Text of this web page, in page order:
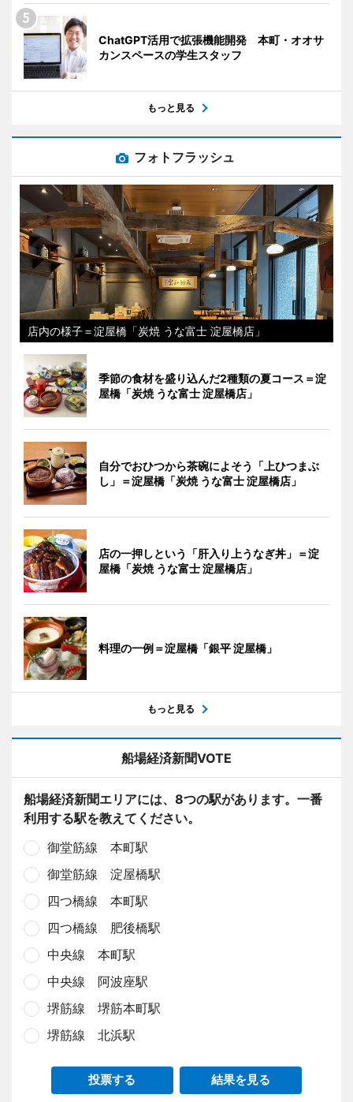
ChatGPT活用で拡張機能開発 本町・オオサ
カンスペースの学生スタッフ
もっと見る
フォトフラッシュ
店内の様子＝淀屋橋「炭焼 うな富士 淀屋橋店」
季節の食材を盛り込んだ2種類の夏コース＝淀
屋橋「炭焼 うな富士 淀屋橋店」
自分でおひつから茶碗によそう「上ひつまぶ
し」＝淀屋橋「炭焼 うな富士 淀屋橋店」
店の一押しという「肝入り上うなぎ丼」＝淀
屋橋「炭焼 うな富士 淀屋橋店」
料理の一例＝淀屋橋「銀平 淀屋橋」
もっと見る
船場経済新聞VOTE
船場経済新聞エリアには、8つの駅があります。一番
利用する駅を教えてください。
御堂筋線 本町駅
御堂筋線 淀屋橋駅
四つ橋線 本町駅
四つ橋線 肥後橋駅
中央線 本町駅
中央線 阿波座駅
堺筋線 堺筋本町駅
堺筋線 北浜駅
投票する 結果を見る